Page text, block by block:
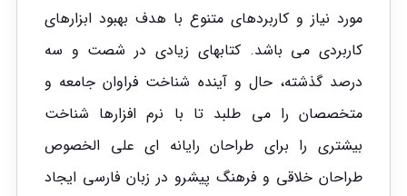
مورد نیاز و کاربردهای متنوع با هدف بهبود ابزارهای
کاربردی می باشد. کتابهای زیادی در شصت و سه
درصد گذشته، حال و آینده شناخت فراوان جامعه و
متخصصان را می طلبد تا با نرم افزارها شناخت
بیشتری را برای طراحان رایانه ای علی الخصوص
طراحان خلاقی و فرهنگ پیشرو در زبان فارسی ایجاد